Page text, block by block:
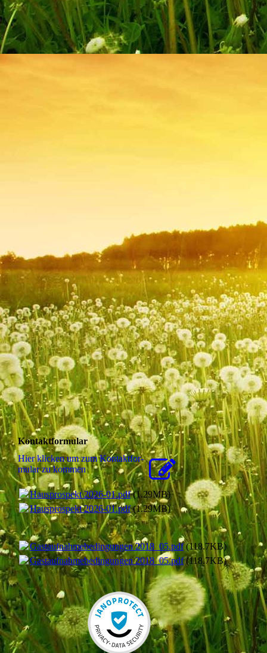
Badezimmer
Kontaktformular
Hier klicken um zum Kon­takt­for­
mu­lar zu kommen
Hausprospekt 2026-01.pdf(1.29MB)
Hausprospekt 2026-01.pdf(1.29MB)
Gastaufnahmebedingungen 2018_05.pdf(118.7KB)
Gastaufnahmebedingungen 2018_05.pdf(118.7KB)